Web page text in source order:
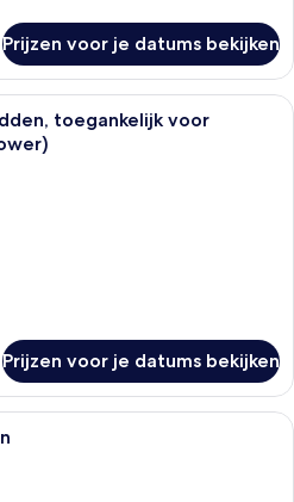
Prijzen voor je datums bekijken
Een hotelkamer met twee bedden,
toegankelijk voor
Prijzen voor je datums bekijken
Een hotelkamer met twee bedden,